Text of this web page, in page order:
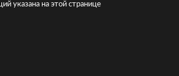
указана на этой странице